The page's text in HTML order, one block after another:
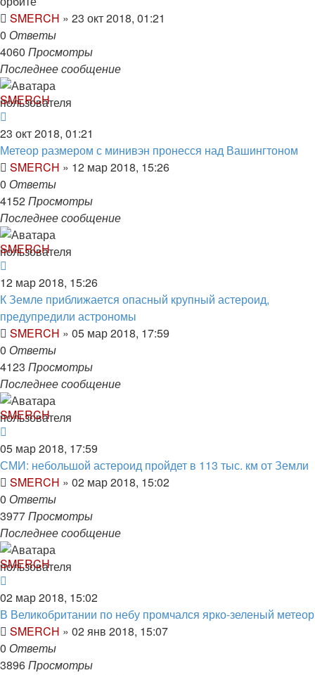
SMERCH » 23 окт 2018, 01:21
0 Ответы
4060 Просмотры
Последнее сообщение
SMERCH
23 окт 2018, 01:21
Метеор размером с минивэн пронесся над Вашингтоном
SMERCH » 12 мар 2018, 15:26
0 Ответы
4152Просмотры
Последнее сообщение
SMERCH
12 мар 2018, 15:26
К Земле приближается опасный крупный астероид,
предупредили астрономы
SMERCH » 05 мар 2018, 17:59
0 Ответы
4123 Просмотры
Последнее сообщение
SMERCH
05 мар 2018, 17:59
СМИ: небольшой астероид пройдет в 113 тыс. км от Земли
SMERCH » 02 мар 2018, 15:02
0 Ответы
3977Просмотры
Последнее сообщение
SMERCH
02 мар 2018, 15:02
В Великобритании по небу промчался ярко-зеленый метеор
SMERCH » 02 янв 2018, 15:07
0 Ответы
3896Просмотры